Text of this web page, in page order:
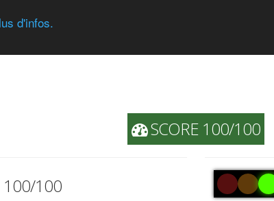
d'infos.
SCORE 100/100
100/100